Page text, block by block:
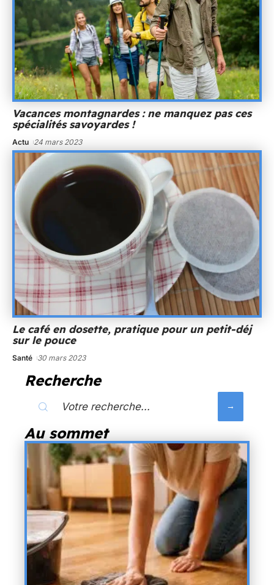
Vacances montagnardes : ne manquez pas ces
spécialités savoyardes !
Actu 24 mars 2023
Le café en dosette, pratique pour un petit-déj
sur le pouce
Santé 30 mars 2023
Recherche
Au sommet